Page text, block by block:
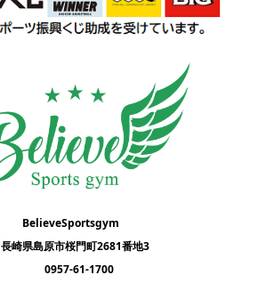
BelieveSportsgym
長崎県島原市桜門町2681番地3
0957-61-1700